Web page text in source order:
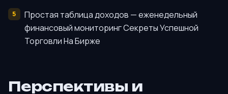
Простая таблица доходов — еженедельный
финансовый мониторинг Секреты Успешной
Торговли На Бирже
Перспективы и